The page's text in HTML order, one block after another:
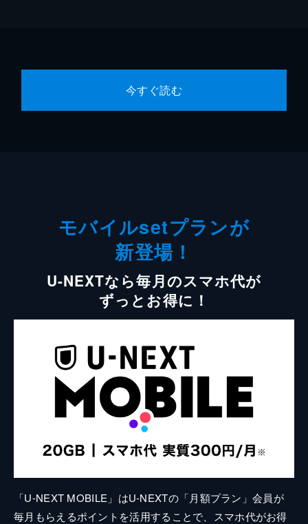
今すぐ読む
モバイルsetプランが
新登場！
U-NEXTなら毎月のスマホ代が
ずっとお得に！
「U-NEXT MOBILE」はU-NEXTの「月額プラン」会員が
毎月もらえるポイントを活用することで、スマホ代がお得